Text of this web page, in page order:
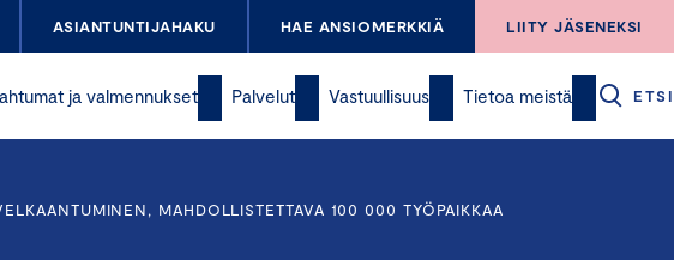
ASIANTUNTIJAHAKU HAE ANSIOMERKKIÄ LIITY JÄSENEKSI
ja valmennukset Palvelut Vastuullisuus Tietoa meistä ETSI
MAHDOLLISTETTAVA 100 000 TYÖPAIKKAA